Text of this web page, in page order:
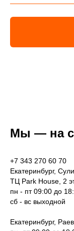
Мы — на
+7 343 270 60 70
Екатеринбург,
ТЦ Park House, 2
пн - пт 09:00 до
сб - вс выходной
Екатеринбург,